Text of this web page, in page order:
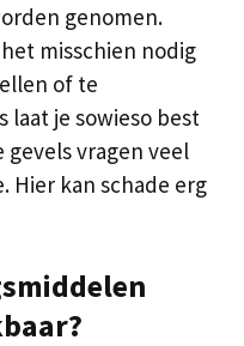
genomen.
misschien nodig
of te
laat je sowieso best
gevels vragen veel
Hier kan schade erg